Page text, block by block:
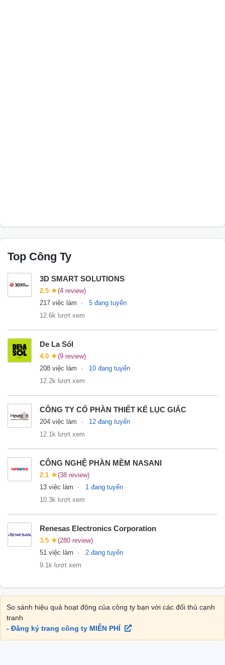
Top Công Ty
3D SMART SOLUTIONS
2.5 ★(4 review)
217 việc làm
5 đang tuyển
12.6k lượt xem
De La Sól
4.0 ★(9 review)
208 việc làm
10 đang tuyển
12.2k lượt xem
CÔNG TY CỔ PHẦN THIẾT KẾ LỤC GIÁC
204 việc làm
12 đang tuyển
12.1k lượt xem
CÔNG NGHỆ PHẦN MỀM NASANI
2.1 ★(38 review)
13 việc làm
1 đang tuyển
10.3k lượt xem
Renesas Electronics Corporation
3.5 ★(280 review)
51 việc làm
2 đang tuyển
9.1k lượt xem
So sánh hiệu quả hoạt động của công ty bạn với các đối thủ cạnh
tranh
- Đăng ký trang công ty MIỄN PHÍ